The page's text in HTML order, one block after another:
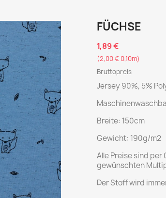
FÜCHSE
1,89 €
(2,00 € 0,10m)
Bruttopreis
Jersey 90%, 5%
Breite: 150cm
Gewicht: 190g/m2
Alle Preise sind per
gewünschten
Der Stoff wird